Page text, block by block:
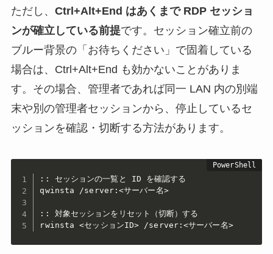
ただし、 Ctrl+Alt+End はあくまで RDP セッショ
ンが確立している前提です。セッション確立前の
ブルー背景の「お待ちください」で固着している
場合は、Ctrl+Alt+End も効かないことがありま
す。その場合、管理者であれば同一 LAN 内の別端
末や別の管理者セッションから、停止しているセ
ッションを確認・切断する方法があります。
:: セッションの一覧と ID を確認する
qwinsta /server:<サーバー名>
:: 対象セッションをリセット（切断）する
rwinsta <セッションID> /server:<サーバー名>